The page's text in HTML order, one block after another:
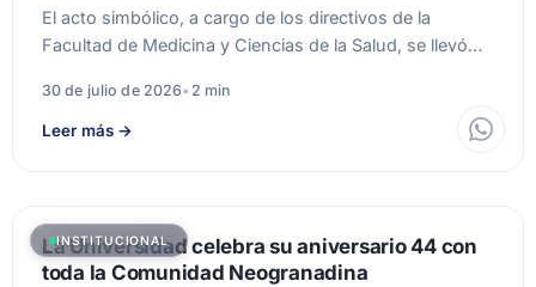
El acto simbólico, a cargo de los directivos de la
Facultad de Medicina y Ciencias de la Salud, se llevó…
30 de julio de 2026• 2 min
Leer más →
INSTITUCIONAL
La Universidad celebra su aniversario 44 con
toda la Comunidad Neogranadina